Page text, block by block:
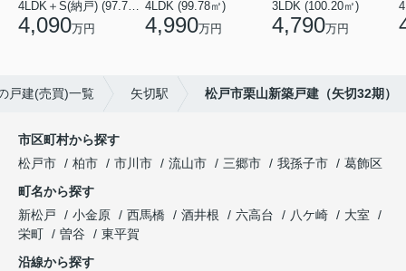
4LDK＋S(納戸) (97.71㎡)
4,090万円
4LDK (99.78㎡)
4,990万円
3LDK (100.20㎡)
4,790万円
戸建(売買)一覧 矢切駅 松戸市栗山新築戸建（矢切32期）
市区町村から探す
松戸市
柏市 市川市 流山市 三郷市 我孫子市
葛飾区
町名から探す
新松戸
小金原 西馬橋 酒井根 六高台 八ケ崎
大室
栄町
曽谷
東平賀
沿線から探す